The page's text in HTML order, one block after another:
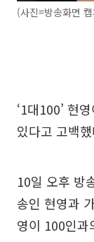
(사진=방송화면
‘1대100’ 현
있다고 고백
10일 오후 방
송인 현영과
영이 100인과